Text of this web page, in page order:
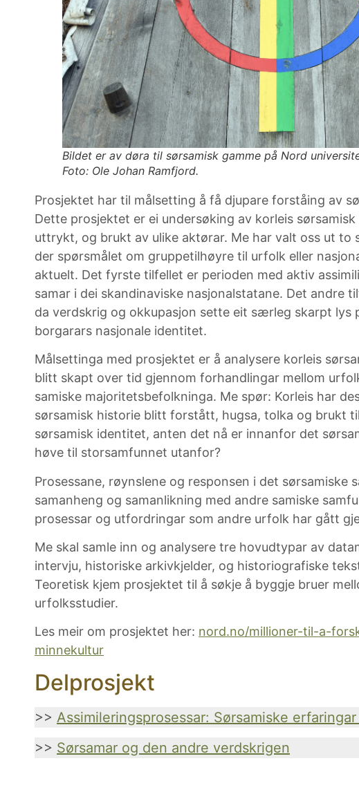
Bildet er av døra til sørsamisk gamme på Nord
Foto: Ole Johan Ramfjord.
Prosjektet har til målsetting å få djupare forståing av
Dette prosjektet er ei undersøking av korleis
uttrykt, og brukt av ulike aktørar. Me har valt oss ut to
der spørsmålet om gruppetilhøyre til urfolk eller
aktuelt. Det fyrste tilfellet er perioden med aktiv
samar i dei skandinaviske nasjonalstatane. Det andre
da verdskrig og okkupasjon sette eit særleg skarpt lys
borgarars nasjonale identitet.
Målsettinga med prosjektet er å analysere korleis
blitt skapt over tid gjennom forhandlingar mellom
samiske majoritetsbefolkninga. Me spør: Korleis har
sørsamisk historie blitt forstått, hugsa, tolka og brukt
sørsamisk identitet, anten det nå er innanfor det
høve til storsamfunnet utanfor?
Prosessane, røynslene og responsen i det sørsamiske
samanheng og samanlikning med andre samiske
prosessar og utfordringar som andre urfolk har gått
Me skal samle inn og analysere tre hovudtypar av
intervju, historiske arkivkjelder, og historiografiske
Teoretisk kjem prosjektet til å søkje å byggje bruer
urfolksstudier.
Les meir om prosjektet her: nord.no/millioner-til-a-
minnekultur
Delprosjekt
>> Assimileringsprosessar: Sørsamiske
>> Sørsamar og den andre verdskrigen